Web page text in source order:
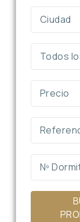
Ciudad
Todos
Precio
Nº